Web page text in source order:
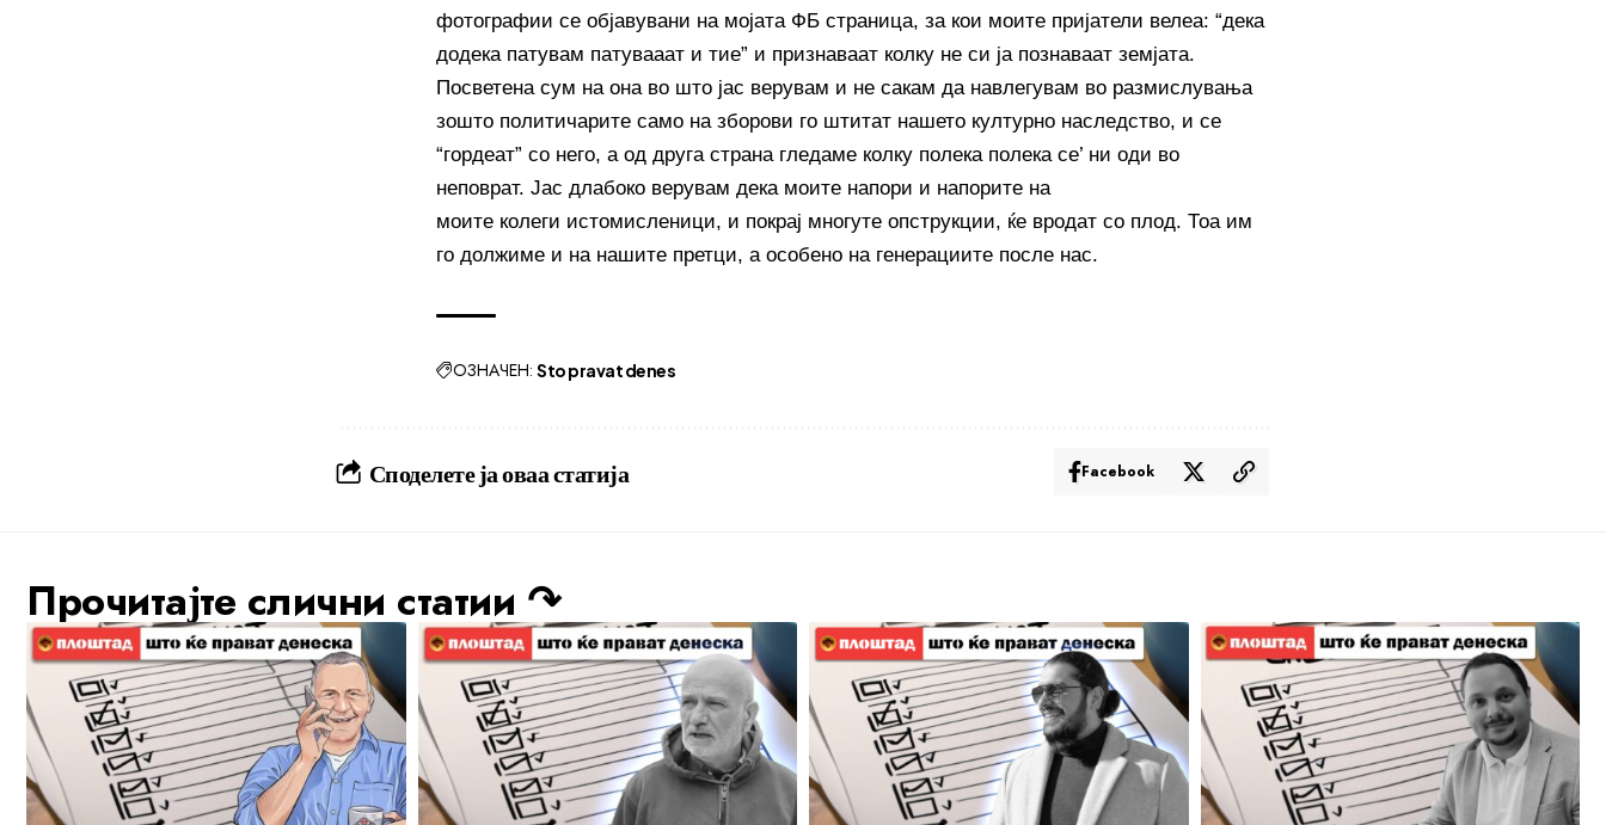
фотографии се објавувани на мојата ФБ страница, за кои моите пријатели велеа: “дека
додека патувам патувааат и тие” и признаваат колку не си ја познаваат земјата.
Посветена сум на она во што јас верувам и не сакам да навлегувам во размислувања
зошто политичарите само на зборови го штитат нашето културно наследство, и се
“гордеат” со него, а од друга страна гледаме колку полека полека се’ ни оди во
неповрат. Јас длабоко верувам дека моите напори и напорите на
моите колеги истомисленици, и покрај многуте опструкции, ќе вродат со плод. Тоа им
го должиме и на нашите претци, а особено на генерациите после нас.
ОЗНАЧЕН: Sto pravat denes
Споделете ја оваа статија Facebook
Прочитајте слични статии ↷